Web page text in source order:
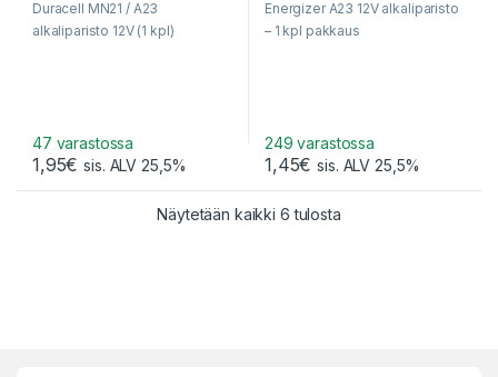
u
o
Duracell MN21 / A23
alkaliparisto 12V (1 kpl)
47 varastossa
1,95€ sis. ALV 25,5%
u
o
Energizer A23 12V alkaliparisto
– 1 kpl pakkaus
249 varastossa
1,45€ sis. ALV 25,5%
Näytetään kaikki 6 tulostaSorted by popularity